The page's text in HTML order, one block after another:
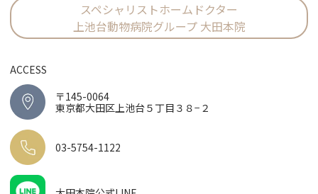
スペシャリストホームドクター
上池台動物病院グループ 大田本院
ACCESS
〒145-0064
東京都大田区上池台５丁目３８−２
03-5754-1122